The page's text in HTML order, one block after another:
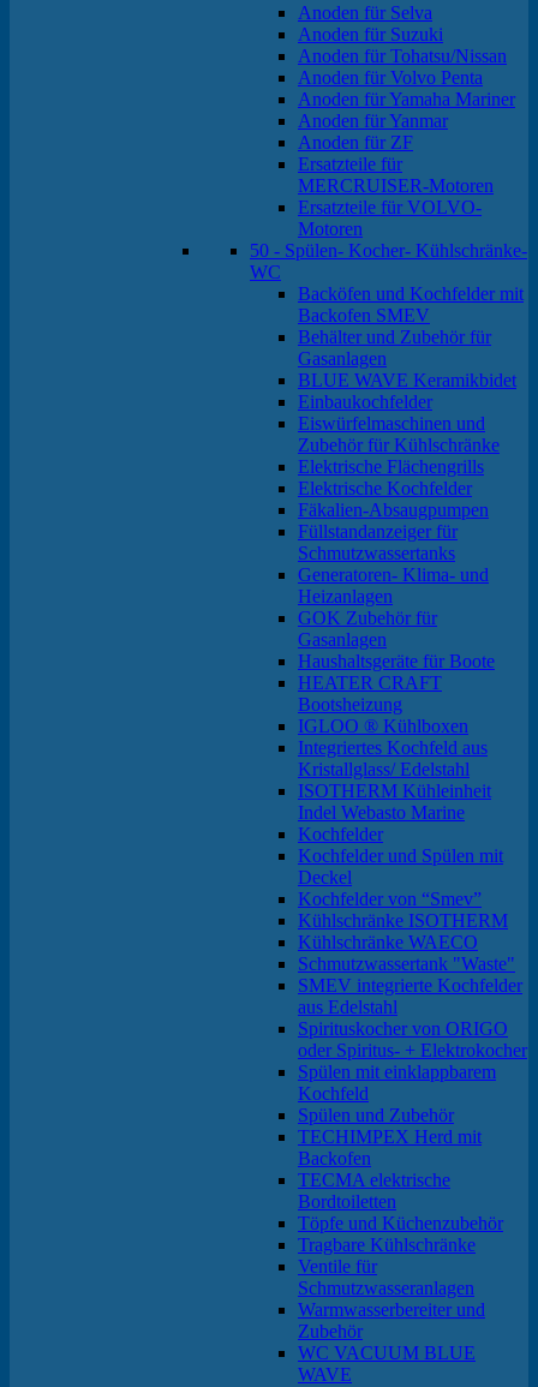
Anoden für Selva
Anoden für Suzuki
Anoden für Tohatsu/Nissan
Anoden für Volvo Penta
Anoden für Yamaha Mariner
Anoden für Yanmar
Anoden für ZF
Ersatzteile für
MERCRUISER-Motoren
Ersatzteile für VOLVO-
Motoren
50 - Spülen- Kocher- Kühlschränke-
WC
Backöfen und Kochfelder mit
Backofen SMEV
Behälter und Zubehör für
Gasanlagen
BLUE WAVE Keramikbidet
Einbaukochfelder
Eiswürfelmaschinen und
Zubehör für Kühlschränke
Elektrische Flächengrills
Elektrische Kochfelder
Fäkalien-Absaugpumpen
Füllstandanzeiger für
Schmutzwassertanks
Generatoren- Klima- und
Heizanlagen
GOK Zubehör für
Gasanlagen
Haushaltsgeräte für Boote
HEATER CRAFT
Bootsheizung
IGLOO ® Kühlboxen
Integriertes Kochfeld aus
Kristallglass/ Edelstahl
ISOTHERM Kühleinheit
Indel Webasto Marine
Kochfelder
Kochfelder und Spülen mit
Deckel
Kochfelder von “Smev”
Kühlschränke ISOTHERM
Kühlschränke WAECO
Schmutzwassertank "Waste"
SMEV integrierte Kochfelder
aus Edelstahl
Spirituskocher von ORIGO
oder Spiritus- + Elektrokocher
Spülen mit einklappbarem
Kochfeld
Spülen und Zubehör
TECHIMPEX Herd mit
Backofen
TECMA elektrische
Bordtoiletten
Töpfe und Küchenzubehör
Tragbare Kühlschränke
Ventile für
Schmutzwasseranlagen
Warmwasserbereiter und
Zubehör
WC VACUUM BLUE
WAVE